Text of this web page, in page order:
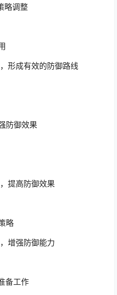
略调整
形成有效的防御路线
防御效果
提高防御效果
略
增强防御能力
备工作